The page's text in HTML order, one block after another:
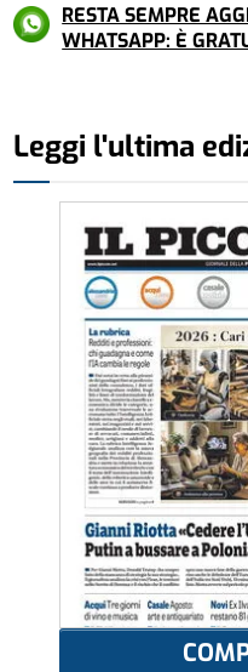
RESTA SEMPRE
WHATSAPP: È
Leggi l'ultima